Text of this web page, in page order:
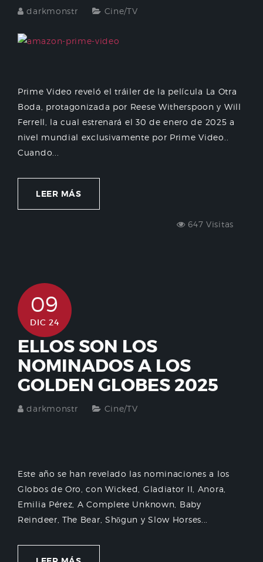
darkmonstr Cine/TV
Prime Video reveló el tráiler de la película La Otra
Boda, protagonizada por Reese Witherspoon y Will
Ferrell, la cual estrenará el 30 de enero de 2025 a
nivel mundial exclusivamente por Prime Video..
Cuando...
LEER MÁS
647 Visitas
09
DIC 24
ELLOS SON LOS
NOMINADOS A LOS
GOLDEN GLOBES 2025
darkmonstr Cine/TV
Este año se han revelado las nominaciones a los
Globos de Oro, con Wicked, Gladiator II, Anora,
Emilia Pérez, A Complete Unknown, Baby
Reindeer, The Bear, Shōgun y Slow Horses...